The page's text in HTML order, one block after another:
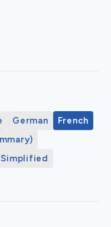
German
French
Simplified